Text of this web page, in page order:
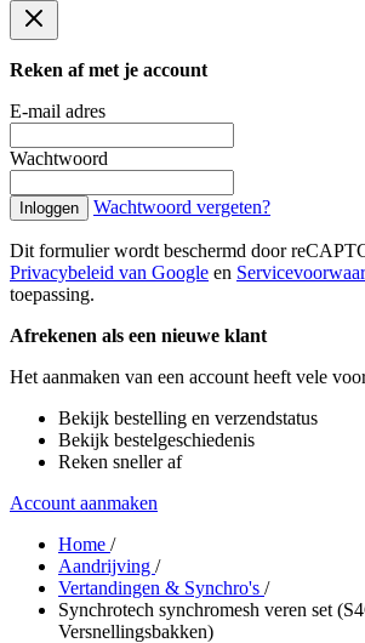
Reken af met je account
E-mail adres
Wachtwoord
Inloggen Wachtwoord vergeten?
Dit formulier wordt beschermd door
Privacybeleid van Google en
toepassing.
Afrekenen als een nieuwe klant
Het aanmaken van een account heeft vele
Bekijk bestelling en verzendstatus
Bekijk bestelgeschiedenis
Reken sneller af
Account aanmaken
Home /
Aandrijving /
Vertandingen & Synchro's /
Synchrotech synchromesh veren set
Versnellingsbakken)